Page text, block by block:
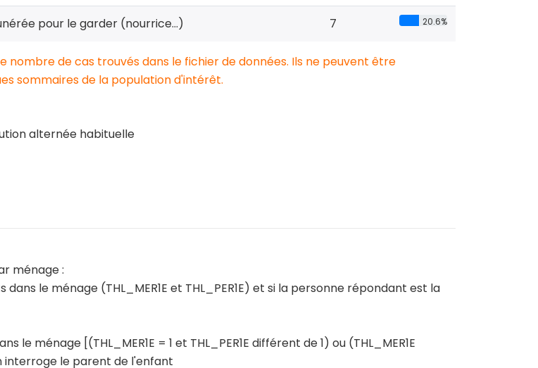
pour le garder (nourrice...) 7 20.6%
nombre de cas trouvés dans le fichier de données. Ils ne peuvent être
sommaires de la population d'intérêt.
alternée habituelle
ménage :
le ménage (THL_MER1E et THL_PER1E) et si la personne répondant est la
le ménage [(THL_MER1E = 1 et THL_PER1E différent de 1) ou (THL_MER1E
interroge le parent de l'enfant